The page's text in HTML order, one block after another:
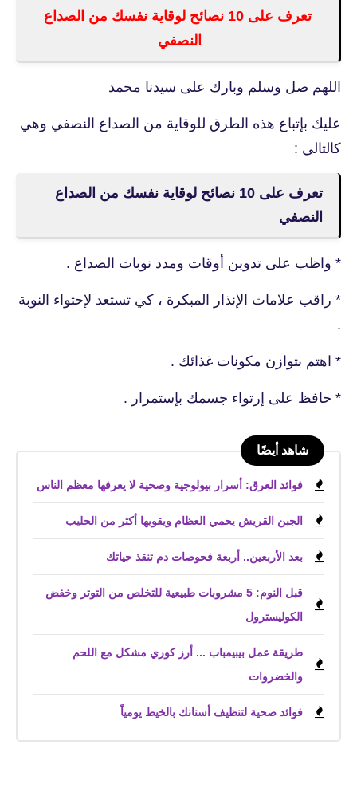
تعرف على 10 نصائح لوقاية نفسك من الصداع
النصفي
اللهم صل وسلم وبارك على سيدنا محمد
عليك بإتباع هذه الطرق للوقاية من الصداع النصفي وهي
كالتالي :
تعرف على 10 نصائح لوقاية نفسك من الصداع
النصفي
* واظب على تدوين أوقات ومدد نوبات الصداع .
* راقب علامات الإنذار المبكرة ، كي تستعد لإحتواء النوبة
.
* اهتم بتوازن مكونات غذائك .
* حافظ على إرتواء جسمك بإستمرار .
شاهد أيضًا
فوائد العرق: أسرار بيولوجية وصحية لا يعرفها معظم الناس
الجبن القريش يحمي العظام ويقويها أكثر من الحليب
بعد الأربعين.. أربعة فحوصات دم تنقذ حياتك
قبل النوم: 5 مشروبات طبيعية للتخلص من التوتر وخفض
الكوليسترول
طريقة عمل بيبيمباب ... أرز كوري مشكل مع اللحم
والخضروات
فوائد صحية لتنظيف أسنانك بالخيط يومياً